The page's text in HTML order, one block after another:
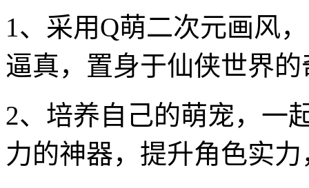
1、采用Q萌二次元画风
逼真，置身于仙侠世界
2、培养自己的萌宠，一
力的神器，提升角色实